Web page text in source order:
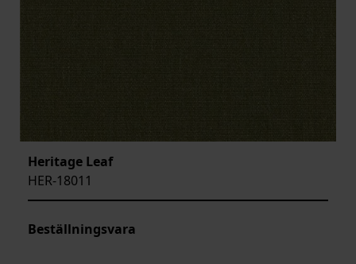
Heritage Leaf
HER-18011
Beställningsvara